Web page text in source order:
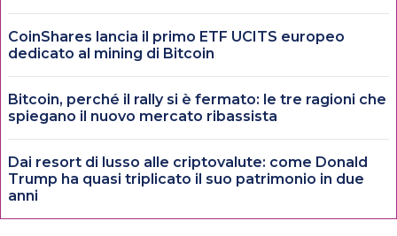
CoinShares lancia il primo ETF UCITS europeo
dedicato al mining di Bitcoin
Bitcoin, perché il rally si è fermato: le tre ragioni che
spiegano il nuovo mercato ribassista
Dai resort di lusso alle criptovalute: come Donald
Trump ha quasi triplicato il suo patrimonio in due
anni